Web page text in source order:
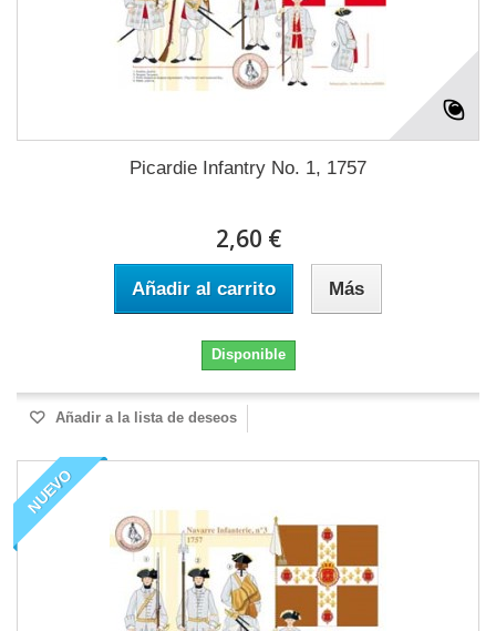
Picardie Infantry No. 1, 1757
2,60 €
Añadir al carrito Más
Disponible
Añadir a la lista de deseos
NUEVO